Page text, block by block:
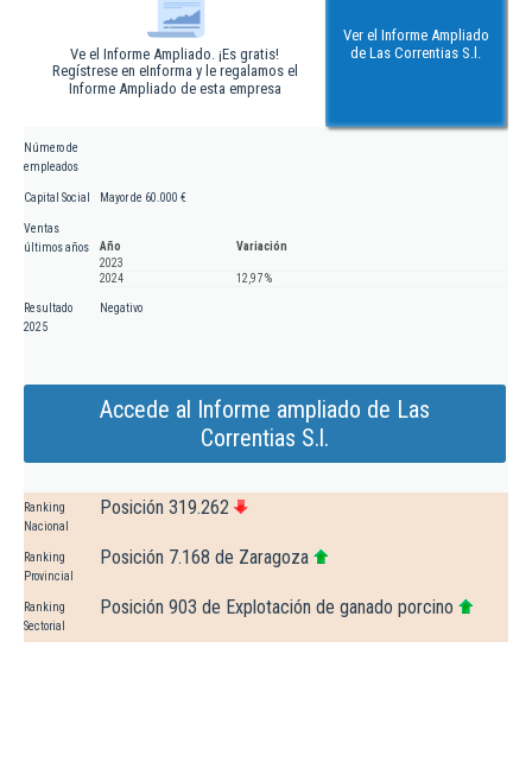
Ve el Informe Ampliado. ¡Es gratis!
Regístrese en eInforma y le regalamos el
Informe Ampliado de esta empresa
Ver el Informe Ampliado
de Las Correntias S.l.
Número de
empleados
Capital Social Mayor de 60.000 €
Ventas
últimos años
Año
Variación
2023
2024
12,97 %
Resultado
2025
Negativo
Accede al Informe ampliado de Las
Correntias S.l.
Ranking
Nacional
Posición 319.262
Ranking
Provincial
Posición 7.168 de Zaragoza
Ranking
Sectorial
Posición 903 de Explotación de ganado porcino